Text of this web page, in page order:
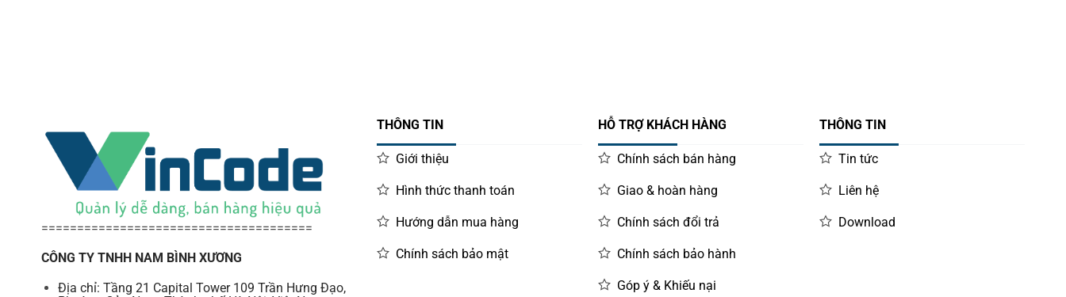
======================================
CÔNG TY TNHH NAM BÌNH XƯƠNG
Địa chỉ: Tầng 21 Capital Tower 109 Trần Hưng Đạo,
THÔNG TIN
Giới thiệu
Hình thức thanh toán
Hướng dẫn mua hàng
Chính sách bảo mật
HỖ TRỢ KHÁCH HÀNG
Chính sách bán hàng
Giao & hoàn hàng
Chính sách đổi trả
Chính sách bảo hành
Góp ý & Khiếu nại
THÔNG TIN
Tin tức
Liên hệ
Download